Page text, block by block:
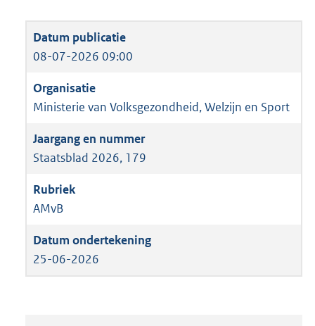
08-07-2026 09:00
Ministerie van Volksgezondheid, Welzijn en Sport
Staatsblad 2026, 179
AMvB
25-06-2026